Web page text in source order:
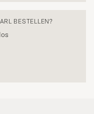
BESTELLEN?